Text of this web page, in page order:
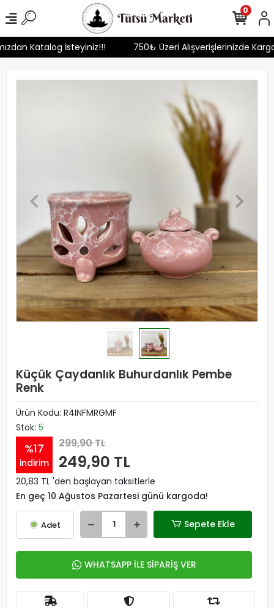
Katalog İsteyiniz!!! 750₺ Üzeri Alışverişlerinizde
0
Küçük Çaydanlık Buhurdanlık Pembe
Renk
Ürün Kodu: R4INFMRGMF
Stok: 5
%17
indirim
299,90 TL
249,90 TL
20,83 TL 'den başlayan taksitlerle
En geç 10 Ağustos Pazartesi günü kargoda!
Adet Sepete Ekle
WHATSAPP İLE SİPARİŞ VER